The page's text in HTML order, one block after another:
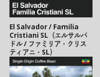
El Salvador / Familia
Cristiani SL（エルサルバ
ドル / ファミリア・クリス
ティアニ・SL）